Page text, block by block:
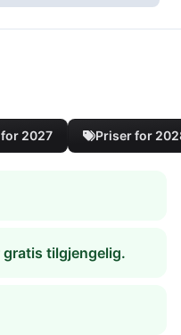
2027 Priser for
tilgjengelig.